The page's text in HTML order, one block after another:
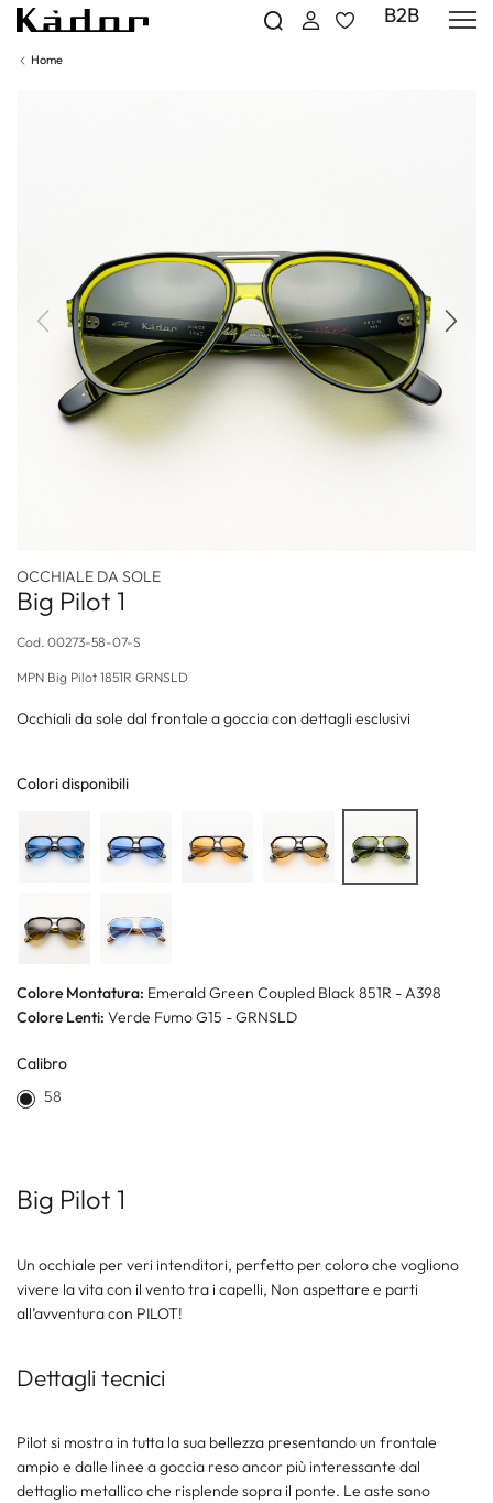
B2B
Home
Precedente
OCCHIALE DA SOLE
Big Pilot 1
Cod. 00273-58-07-S
MPN Big Pilot 1851R GRNSLD
Occhiali da sole dal frontale a goccia con dettagli esclusivi
Colori disponibili
Colore Montatura: Emerald Green Coupled Black 851R - A398
Colore Lenti: Verde Fumo G15 - GRNSLD
Calibro
58
Big Pilot 1
Un occhiale per veri intenditori, perfetto per coloro che vogliono
vivere la vita con il vento tra i capelli, Non aspettare e parti
all’avventura con PILOT!
Dettagli tecnici
Pilot si mostra in tutta la sua bellezza presentando un frontale
ampio e dalle linee a goccia reso ancor più interessante dal
dettaglio metallico che risplende sopra il ponte. Le aste sono